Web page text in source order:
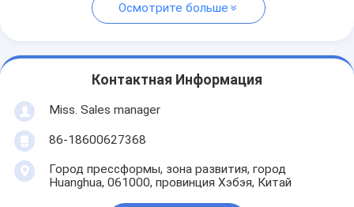
Осмотрите больше
Контактная Информация
Miss. Sales manager
86-18600627368
Город прессформы, зона развития, город
Huanghua, 061000, провинция Хэбэя, Китай